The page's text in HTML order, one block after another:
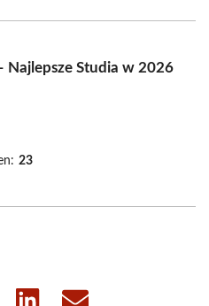
Najlepsze Studia w 2026
23